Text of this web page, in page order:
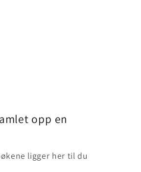
opp en
ligger her til du